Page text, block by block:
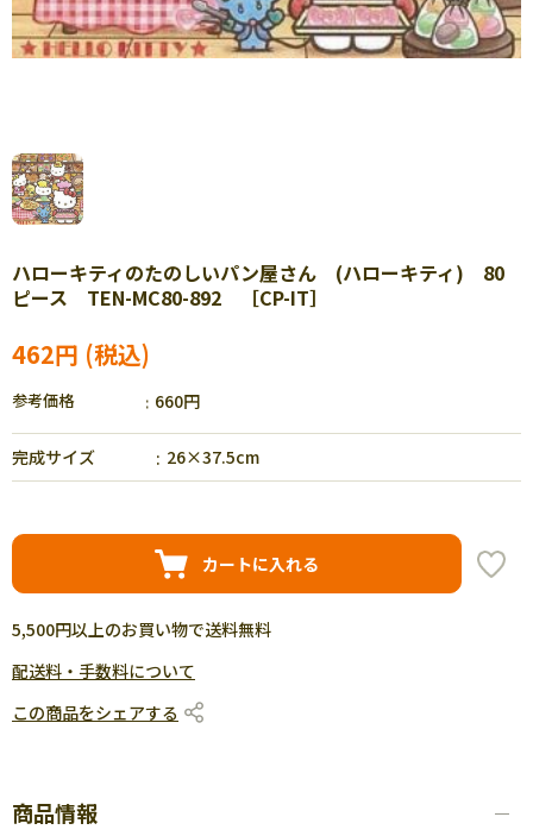
ハローキティのたのしいパン屋さん (ハローキティ) 80
ピース TEN-MC80-892 ［CP-IT］
462円
参考価格 660円
完成サイズ 26×37.5cm
カートに入れる
5,500円以上のお買い物で送料無料
配送料・手数料について
この商品をシェアする
商品情報